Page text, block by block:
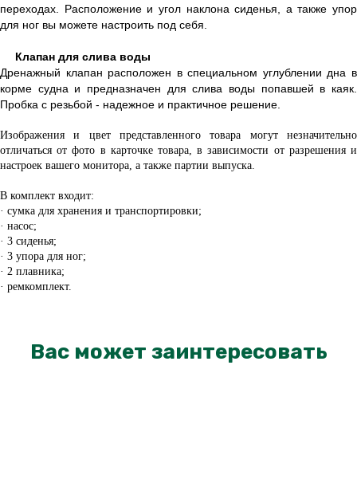
переходах. Расположение и угол наклона сиденья, а также упор
для ног вы можете настроить под себя.
Клапан для слива воды
Дренажный клапан расположен в специальном углублении дна в
корме судна и предназначен для слива воды попавшей в каяк.
Пробка с резьбой - надежное и практичное решение.
Изображения и цвет представленного товара могут незначительно
отличаться от фото в карточке товара, в зависимости от разрешения и
настроек вашего монитора, а также партии выпуска.
В комплект входит:
· сумка для хранения и транспортировки;
· насос;
· 3 сиденья;
· 3 упора для ног;
· 2 плавника;
· ремкомплект.
Вас может заинтересовать